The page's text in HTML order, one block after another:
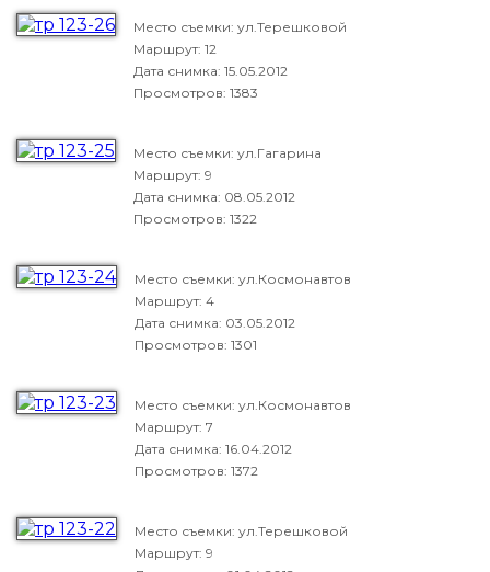
Место съемки: ул.Терешковой
Маршрут: 12
Дата снимка: 15.05.2012
Просмотров: 1383
Место съемки: ул.Гагарина
Маршрут: 9
Дата снимка: 08.05.2012
Просмотров: 1322
Место съемки: ул.Космонавтов
Маршрут: 4
Дата снимка: 03.05.2012
Просмотров: 1301
Место съемки: ул.Космонавтов
Маршрут: 7
Дата снимка: 16.04.2012
Просмотров: 1372
Место съемки: ул.Терешковой
Маршрут: 9